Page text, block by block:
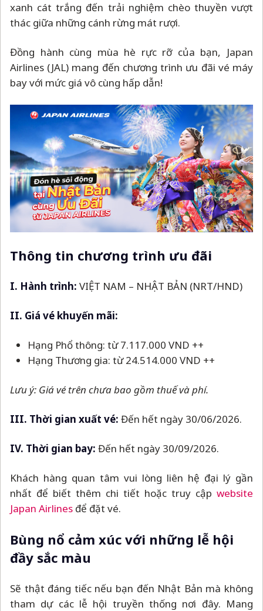
xanh cát trắng đến trải nghiệm chèo thuyền vượt
thác giữa những cánh rừng mát rượi.
Đồng hành cùng mùa hè rực rỡ của bạn, Japan
Airlines (JAL) mang đến chương trình ưu đãi vé máy
bay với mức giá vô cùng hấp dẫn!
Thông tin chương trình ưu đãi
I. Hành trình: VIỆT NAM – NHẬT BẢN (NRT/HND)
II. Giá vé khuyến mãi:
Hạng Phổ thông: từ 7.117.000 VND ++
Hạng Thương gia: từ 24.514.000 VND ++
Lưu ý: Giá vé trên chưa bao gồm thuế và phí.
III. Thời gian xuất vé: Đến hết ngày 30/06/2026.
IV. Thời gian bay: Đến hết ngày 30/09/2026.
Khách hàng quan tâm vui lòng liên hệ đại lý gần
nhất để biết thêm chi tiết hoặc truy cập website
Japan Airlines để đặt vé.
Bùng nổ cảm xúc với những lễ hội
đầy sắc màu
Sẽ thật đáng tiếc nếu bạn đến Nhật Bản mà không
tham dự các lễ hội truyền thống nơi đây. Mang